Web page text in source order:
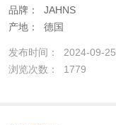
品牌： JAHNS
产地： 德国
发布时间： 2024-09-25
浏览次数： 1779